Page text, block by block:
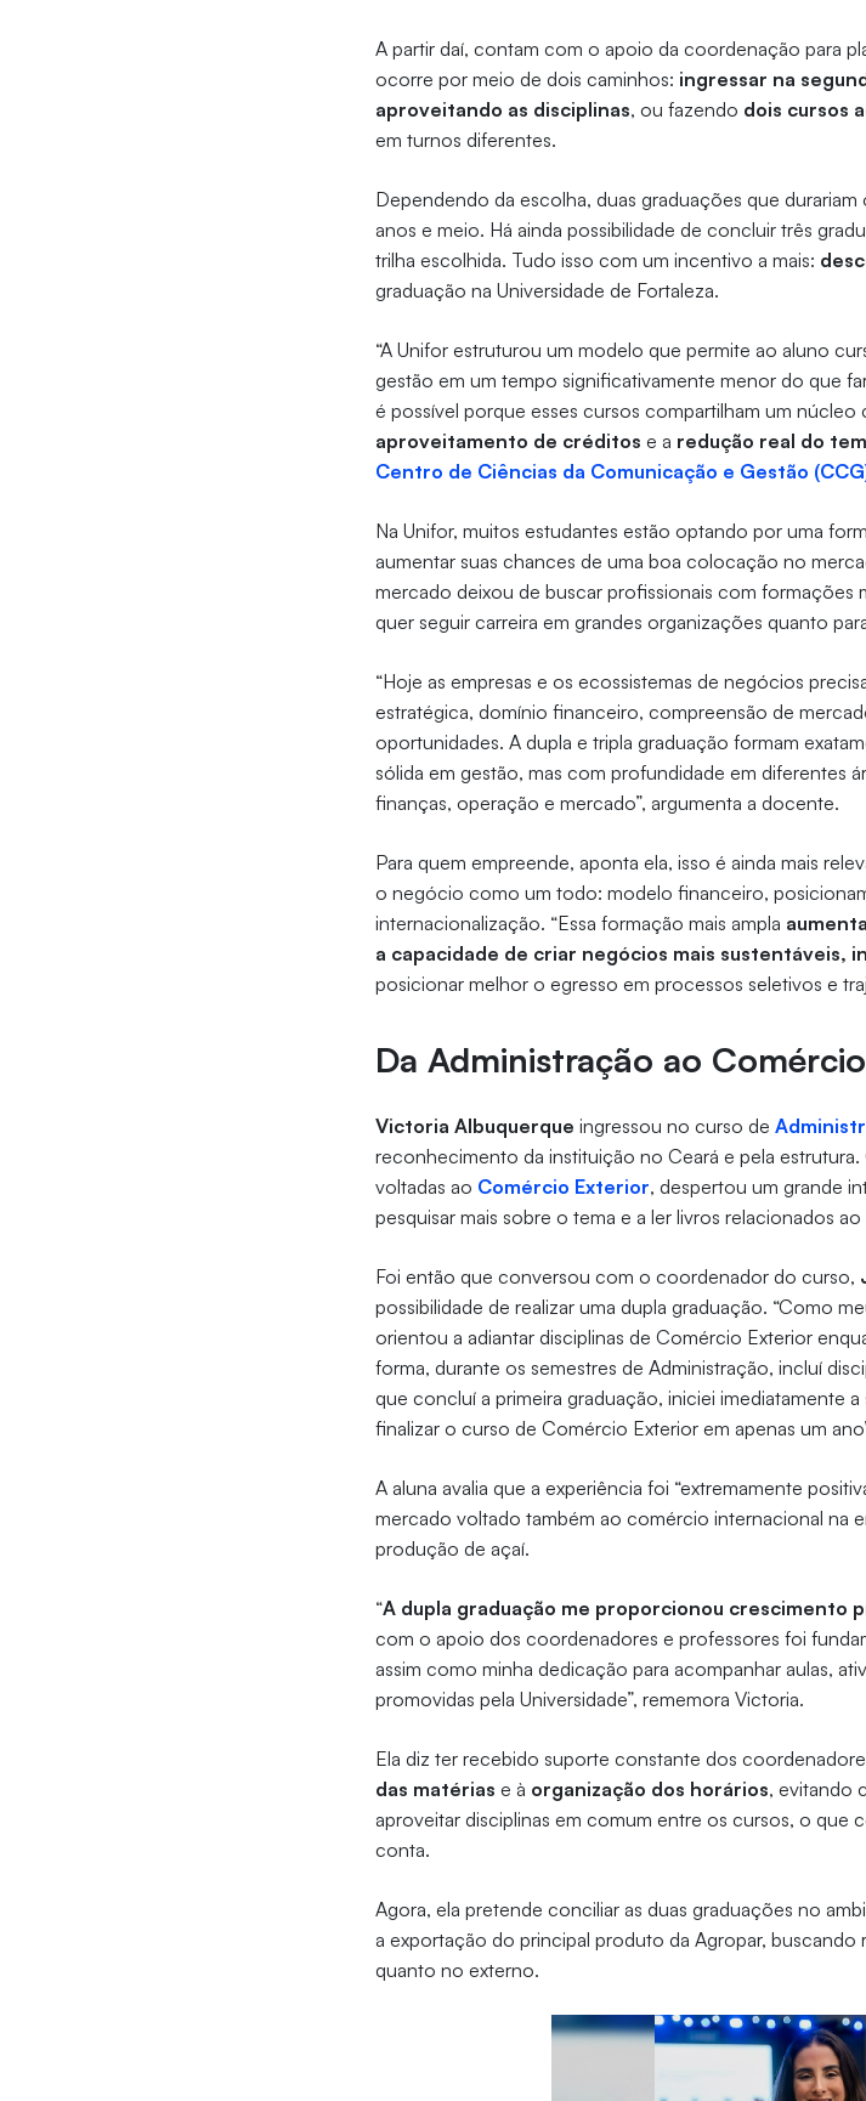
A partir daí, contam com o apoio da coordenação para
ocorre por meio de dois caminhos: ingressar na
aproveitando as disciplinas, ou fazendo dois cursos
em turnos diferentes.
Dependendo da escolha, duas graduações que
anos e meio. Há ainda possibilidade de concluir três
trilha escolhida. Tudo isso com um incentivo a mais:
graduação na Universidade de Fortaleza.
“A Unifor estruturou um modelo que permite ao aluno
gestão em um tempo significativamente menor do que
é possível porque esses cursos compartilham um
aproveitamento de créditos e a redução real do
Centro de Ciências da Comunicação e Gestão
Na Unifor, muitos estudantes estão optando por uma
aumentar suas chances de uma boa colocação no
mercado deixou de buscar profissionais com
quer seguir carreira em grandes organizações quanto
“Hoje as empresas e os ecossistemas de negócios
estratégica, domínio financeiro, compreensão de
oportunidades. A dupla e tripla graduação formam
sólida em gestão, mas com profundidade em diferentes
finanças, operação e mercado”, argumenta a docente.
Para quem empreende, aponta ela, isso é ainda mais
o negócio como um todo: modelo financeiro,
internacionalização. “Essa formação mais ampla
a capacidade de criar negócios mais sustentáveis,
posicionar melhor o egresso em processos seletivos e
Da Administração ao
Victoria Albuquerque ingressou no curso de
reconhecimento da instituição no Ceará e pela
voltadas ao Comércio Exterior, despertou um grande
pesquisar mais sobre o tema e a ler livros relacionados
Foi então que conversou com o coordenador do curso,
possibilidade de realizar uma dupla graduação. “Como
orientou a adiantar disciplinas de Comércio Exterior
forma, durante os semestres de Administração, incluí
que concluí a primeira graduação, iniciei imediatamente
finalizar o curso de Comércio Exterior em apenas um
A aluna avalia que a experiência foi “extremamente
mercado voltado também ao comércio internacional na
produção de açaí.
“A dupla graduação me proporcionou crescimento
com o apoio dos coordenadores e professores foi
assim como minha dedicação para acompanhar aulas,
promovidas pela Universidade”, rememora Victoria.
Ela diz ter recebido suporte constante dos
das matérias e à organização dos horários, evitando
aproveitar disciplinas em comum entre os cursos, o que
conta.
Agora, ela pretende conciliar as duas graduações no
a exportação do principal produto da Agropar,
quanto no externo.